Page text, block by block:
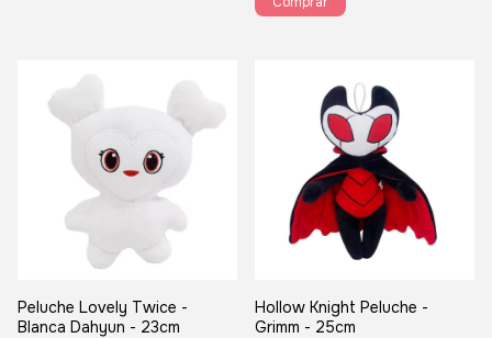
Peluche Lovely Twice -
Blanca Dahyun - 23cm
Hollow Knight Peluche -
Grimm - 25cm